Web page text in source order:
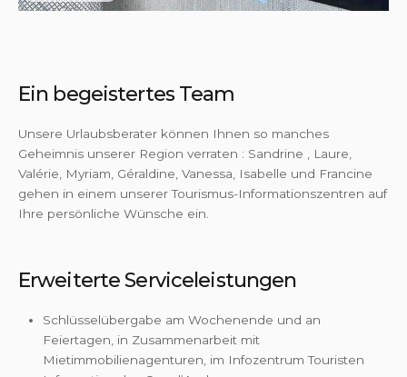
Ein begeistertes Team
Unsere Urlaubsberater können Ihnen so manches
Geheimnis unserer Region verraten : Sandrine , Laure,
Valérie, Myriam, Géraldine, Vanessa, Isabelle und Francine
gehen in einem unserer Tourismus-Informationszentren auf
Ihre persönliche Wünsche ein.
Erweiterte Serviceleistungen
Schlüsselübergabe am Wochenende und an
Feiertagen, in Zusammenarbeit mit
Mietimmobilienagenturen, im Infozentrum Touristen